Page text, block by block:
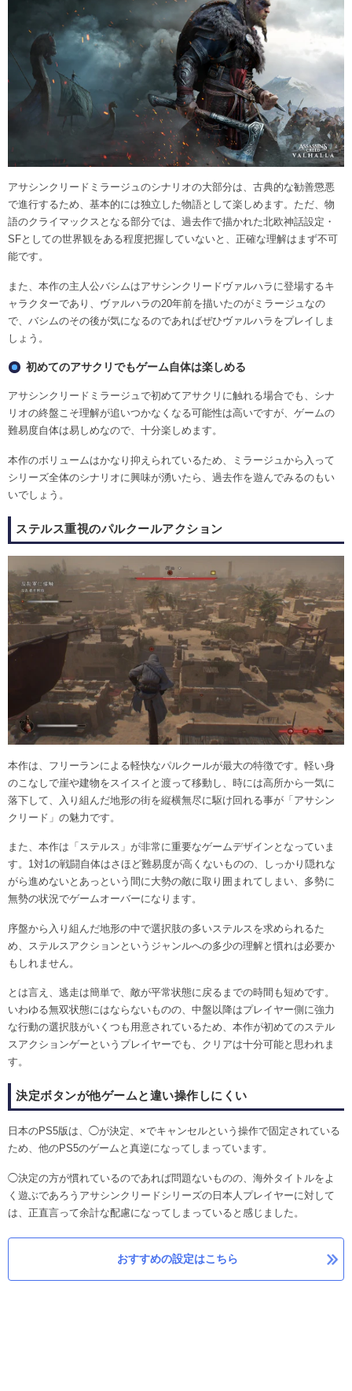
アサシンクリードミラージュのシナリオの大部分は、古典的な勧善懲悪
で進行するため、基本的には独立した物語として楽しめます。ただ、物
語のクライマックスとなる部分では、過去作で描かれた北欧神話設定・
SFとしての世界観をある程度把握していないと、正確な理解はまず不可
能です。
また、本作の主人公バシムはアサシンクリードヴァルハラに登場するキ
ャラクターであり、ヴァルハラの20年前を描いたのがミラージュなの
で、バシムのその後が気になるのであればぜひヴァルハラをプレイしま
しょう。
初めてのアサクリでもゲーム自体は楽しめる
アサシンクリードミラージュで初めてアサクリに触れる場合でも、シナ
リオの終盤こそ理解が追いつかなくなる可能性は高いですが、ゲームの
難易度自体は易しめなので、十分楽しめます。
本作のボリュームはかなり抑えられているため、ミラージュから入って
シリーズ全体のシナリオに興味が湧いたら、過去作を遊んでみるのもい
いでしょう。
ステルス重視のパルクールアクション
本作は、フリーランによる軽快なパルクールが最大の特徴です。軽い身
のこなしで崖や建物をスイスイと渡って移動し、時には高所から一気に
落下して、入り組んだ地形の街を縦横無尽に駆け回れる事が「アサシン
クリード」の魅力です。
また、本作は「ステルス」が非常に重要なゲームデザインとなっていま
す。1対1の戦闘自体はさほど難易度が高くないものの、しっかり隠れな
がら進めないとあっという間に大勢の敵に取り囲まれてしまい、多勢に
無勢の状況でゲームオーバーになります。
序盤から入り組んだ地形の中で選択肢の多いステルスを求められるた
め、ステルスアクションというジャンルへの多少の理解と慣れは必要か
もしれません。
とは言え、逃走は簡単で、敵が平常状態に戻るまでの時間も短めです。
いわゆる無双状態にはならないものの、中盤以降はプレイヤー側に強力
な行動の選択肢がいくつも用意されているため、本作が初めてのステル
スアクションゲーというプレイヤーでも、クリアは十分可能と思われま
す。
決定ボタンが他ゲームと違い操作しにくい
日本のPS5版は、◯が決定、×でキャンセルという操作で固定されている
ため、他のPS5のゲームと真逆になってしまっています。
◯決定の方が慣れているのであれば問題ないものの、海外タイトルをよ
く遊ぶであろうアサシンクリードシリーズの日本人プレイヤーに対して
は、正直言って余計な配慮になってしまっていると感じました。
おすすめの設定はこちら